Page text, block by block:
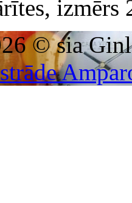
izmērs
© sia